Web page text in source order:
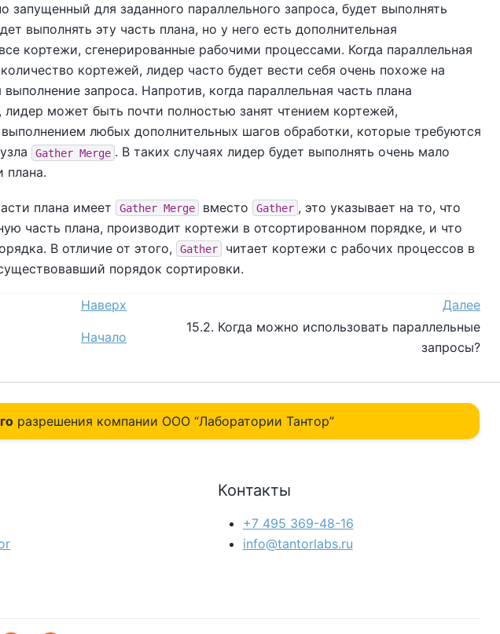
для заданного параллельного запроса, будет выполнять
выполнять эту часть плана, но у него есть дополнительная
кортежи, сгенерированные рабочими процессами. Когда параллельная
кортежей, лидер часто будет вести себя очень похоже на
запроса. Напротив, когда параллельная часть плана
может быть почти полностью занят чтением кортежей,
любых дополнительных шагов обработки, которые требуются
Gather Merge . В таких случаях лидер будет выполнять очень мало
плана.
плана имеет Gather Merge вместо Gather , это указывает на то, что
часть плана, производит кортежи в отсортированном порядке, и что
В отличие от этого,
Gather
читает кортежи с рабочих процессов в
порядок сортировки.
Наверх Далее
Начало
15.2. Когда можно использовать параллельные
запросы?
разрешения компании ОOO “Лаборатории Тантор”
Контакты
+7 495 369-48-16
info@tantorlabs.ru